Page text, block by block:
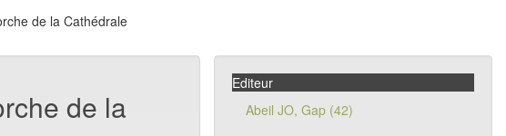
de la Cathédrale
de la
Editeur
Abeil JO, Gap (42)